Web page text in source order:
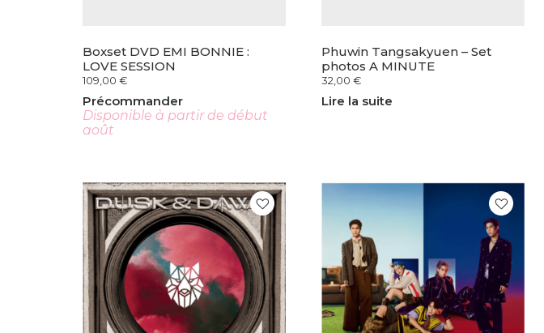
Boxset DVD EMI BONNIE :
LOVE SESSION
109,00 €
Précommander
Disponible à partir de début
août
Phuwin Tangsakyuen – Set
photos A MINUTE
32,00 €
Lire la suite